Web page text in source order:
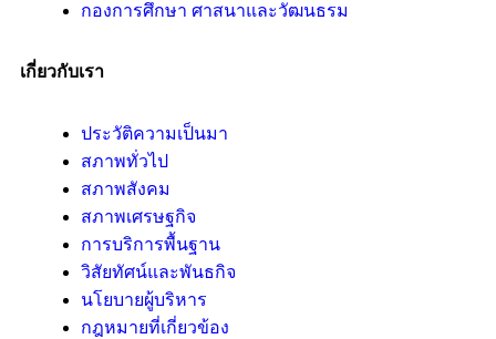
กองการศึกษา ศาสนาและวัฒนธรม
เกี่ยวกับเรา
ประวัติความเป็นมา
สภาพทั่วไป
สภาพสังคม
สภาพเศรษฐกิจ
การบริการพื้นฐาน
วิสัยทัศน์และพันธกิจ
นโยบายผู้บริหาร
กฎหมายที่เกี่ยวข้อง